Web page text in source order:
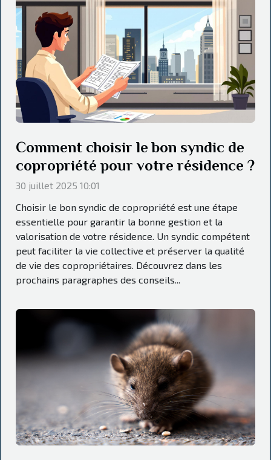
Comment choisir le bon syndic de
copropriété pour votre résidence ?
30 juillet 2025 10:01
Choisir le bon syndic de copropriété est une étape
essentielle pour garantir la bonne gestion et la
valorisation de votre résidence. Un syndic compétent
peut faciliter la vie collective et préserver la qualité
de vie des copropriétaires. Découvrez dans les
prochains paragraphes des conseils...